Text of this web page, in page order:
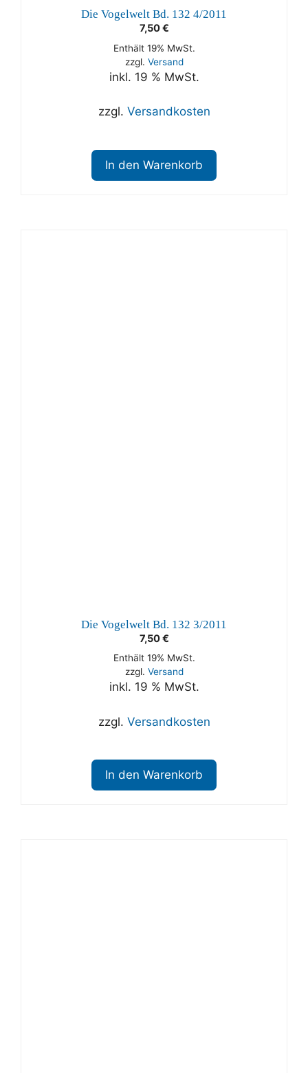
Die Vogelwelt Bd. 132 4/2011
7,50€
Enthält 19% MwSt.
zzgl. Versand
inkl. 19 % MwSt.
zzgl. Versandkosten
In den Warenkorb
Die Vogelwelt Bd. 132 3/2011
7,50€
Enthält 19% MwSt.
zzgl. Versand
inkl. 19 % MwSt.
zzgl. Versandkosten
In den Warenkorb